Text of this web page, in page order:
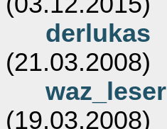
derlukas
(21.03.2008)
waz_leser
(19.03.2008)